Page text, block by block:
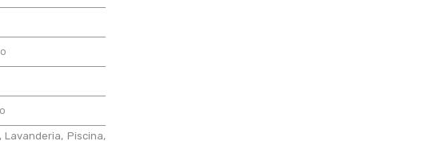
Lavanderia, Piscina,